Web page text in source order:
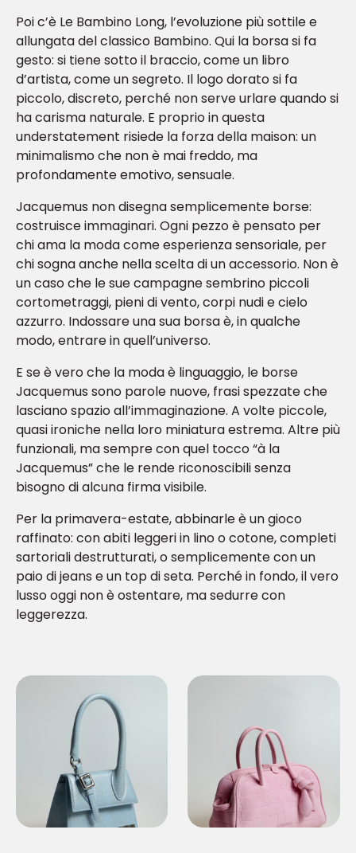
Poi c’è Le Bambino Long, l’evoluzione più sottile e
allungata del classico Bambino. Qui la borsa si fa
gesto: si tiene sotto il braccio, come un libro
d’artista, come un segreto. Il logo dorato si fa
piccolo, discreto, perché non serve urlare quando si
ha carisma naturale. E proprio in questa
understatement risiede la forza della maison: un
minimalismo che non è mai freddo, ma
profondamente emotivo, sensuale.
Jacquemus non disegna semplicemente borse:
costruisce immaginari. Ogni pezzo è pensato per
chi ama la moda come esperienza sensoriale, per
chi sogna anche nella scelta di un accessorio. Non è
un caso che le sue campagne sembrino piccoli
cortometraggi, pieni di vento, corpi nudi e cielo
azzurro. Indossare una sua borsa è, in qualche
modo, entrare in quell’universo.
E se è vero che la moda è linguaggio, le borse
Jacquemus sono parole nuove, frasi spezzate che
lasciano spazio all’immaginazione. A volte piccole,
quasi ironiche nella loro miniatura estrema. Altre più
funzionali, ma sempre con quel tocco “à la
Jacquemus” che le rende riconoscibili senza
bisogno di alcuna firma visibile.
Per la primavera-estate, abbinarle è un gioco
raffinato: con abiti leggeri in lino o cotone, completi
sartoriali destrutturati, o semplicemente con un
paio di jeans e un top di seta. Perché in fondo, il vero
lusso oggi non è ostentare, ma sedurre con
leggerezza.